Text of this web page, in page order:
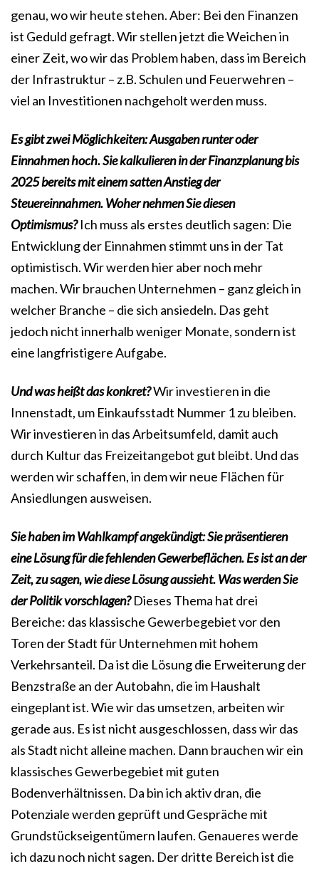
genau, wo wir heute stehen. Aber: Bei den Finanzen
ist Geduld gefragt. Wir stellen jetzt die Weichen in
einer Zeit, wo wir das Problem haben, dass im Bereich
der Infrastruktur – z.B. Schulen und Feuerwehren –
viel an Investitionen nachgeholt werden muss.
Es gibt zwei Möglichkeiten: Ausgaben runter oder
Einnahmen hoch. Sie kalkulieren in der Finanzplanung bis
2025 bereits mit einem satten Anstieg der
Steuereinnahmen. Woher nehmen Sie diesen
Optimismus?Ich muss als erstes deutlich sagen: Die
Entwicklung der Einnahmen stimmt uns in der Tat
optimistisch. Wir werden hier aber noch mehr
machen. Wir brauchen Unternehmen – ganz gleich in
welcher Branche – die sich ansiedeln. Das geht
jedoch nicht innerhalb weniger Monate, sondern ist
eine langfristigere Aufgabe.
Und was heißt das konkret?Wir investieren in die
Innenstadt, um Einkaufsstadt Nummer 1 zu bleiben.
Wir investieren in das Arbeitsumfeld, damit auch
durch Kultur das Freizeitangebot gut bleibt. Und das
werden wir schaffen, in dem wir neue Flächen für
Ansiedlungen ausweisen.
Sie haben im Wahlkampf angekündigt: Sie präsentieren
eine Lösung für die fehlenden Gewerbeflächen. Es ist an der
Zeit, zu sagen, wie diese Lösung aussieht. Was werden Sie
der Politik vorschlagen?Dieses Thema hat drei
Bereiche: das klassische Gewerbegebiet vor den
Toren der Stadt für Unternehmen mit hohem
Verkehrsanteil. Da ist die Lösung die Erweiterung der
Benzstraße an der Autobahn, die im Haushalt
eingeplant ist. Wie wir das umsetzen, arbeiten wir
gerade aus. Es ist nicht ausgeschlossen, dass wir das
als Stadt nicht alleine machen. Dann brauchen wir ein
klassisches Gewerbegebiet mit guten
Bodenverhältnissen. Da bin ich aktiv dran, die
Potenziale werden geprüft und Gespräche mit
Grundstückseigentümern laufen. Genaueres werde
ich dazu noch nicht sagen. Der dritte Bereich ist die